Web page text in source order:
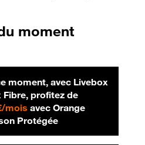
moment
moment, avec Livebox
Fibre, profitez de
mois20 € par mois
avec Orange
Protégée